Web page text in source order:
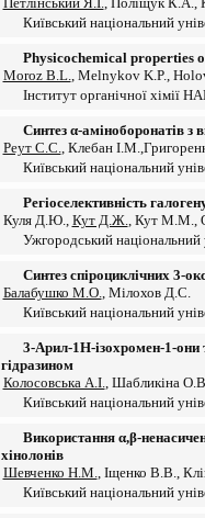
Київський національний
Physicochemical properties
Moroz B.L., Melnykov K.P.,
Інститут органічної хімії
Синтез α-аміноборонатів з
Реут С.С., Клебан
Київський національний
Регіоселективність
Куля Д.Ю., Кут Д.Ж., Кут М.М.,
Ужгородський національний
Синтез спіроциклічних 3-
Балабушко М.О., Мілохов Д.С.
Київський національний
3-Арил-1Н-ізохромен-1-они
гідразином
Колосовська А.І., Шабликіна
Київський національний
Використання α,β-
хінолонів
Шевченко Н.М., Іщенко В.В.,
Київський національний